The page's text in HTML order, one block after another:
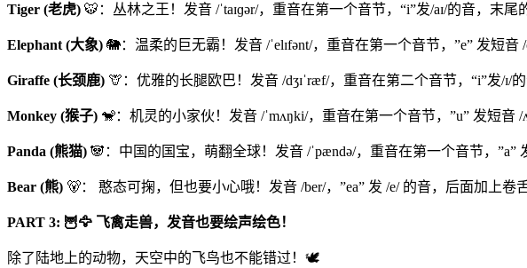
Tiger (老虎) 🐯：丛林之王！发音 /ˈtaɪɡər/，重音在第一个音节，“i”发/aɪ/的音，末尾
Elephant (大象) 🐘：温柔的巨无霸！发音 /ˈelɪfənt/，重音在第一个音节，”e” 发短音
Giraffe (长颈鹿) 🦒：优雅的长腿欧巴！发音 /dʒɪˈræf/，重音在第二个音节，“i”发/ɪ/
Monkey (猴子) 🐒：机灵的小家伙！发音 /ˈmʌŋki/，重音在第一个音节，”u” 发短音 /
Panda (熊猫) 🐼：中国的国宝，萌翻全球！发音 /ˈpændə/，重音在第一个音节，”a”
Bear (熊) 🐻： 憨态可掬，但也要小心哦！发音 /ber/，”ea” 发 /e/ 的音，后面加上卷
PART 3: 🦉🦅 飞禽走兽，发音也要绘声绘色！
除了陆地上的动物，天空中的飞鸟也不能错过！🕊️